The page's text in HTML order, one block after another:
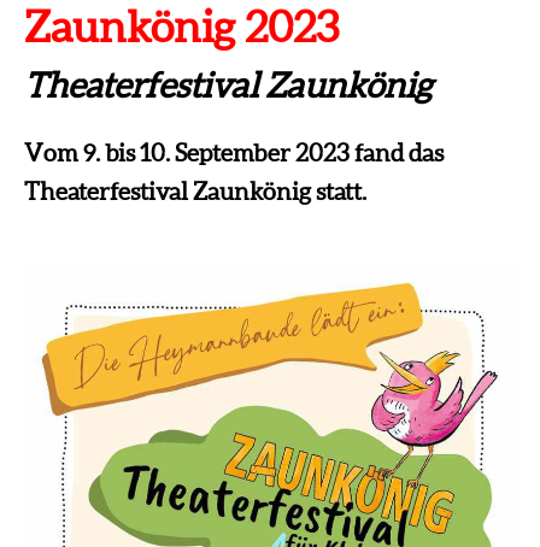
Zaunkönig 2023
Theaterfestival Zaunkönig
Vom 9. bis 10. September 2023 fand das
Theaterfestival Zaunkönig statt.